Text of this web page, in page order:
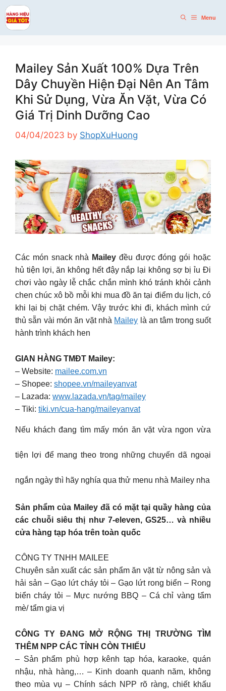
Skip
to
content
Menu
Mailey Sản Xuất 100% Dựa Trên
Dây Chuyền Hiện Đại Nên An Tâm
Khi Sử Dụng, Vừa Ăn Vặt, Vừa Có
Giá Trị Dinh Dưỡng Cao
04/04/2023 by ShopXuHuong
Các món snack nhà Mailey đều được đóng gói hoặc
hủ tiện lợi, ăn không hết đậy nắp lại không sợ bị ỉu Đi
chơi vào ngày lễ chắc chắn mình khó tránh khỏi cảnh
chen chúc xô bồ mỗi khi mua đồ ăn tại điểm du lịch, có
khi lại bị chặt chém. Vậy trước khi đi, khách mình cứ
thủ sẵn vài món ăn vặt nhà Mailey là an tâm trong suốt
hành trình khách hen
GIAN HÀNG TMĐT Mailey:
– Website: mailee.com.vn
– Shopee: shopee.vn/maileyanvat
– Lazada: www.lazada.vn/tag/mailey
– Tiki: tiki.vn/cua-hang/maileyanvat
Nếu khách đang tìm mấy món ăn vặt vừa ngon vừa
tiện lợi để mang theo trong những chuyến dã ngoại
ngắn ngày thì hãy nghía qua thử menu nhà Mailey nha
Sản phẩm của Mailey đã có mặt tại quầy hàng của
các chuỗi siêu thị như 7-eleven, GS25… và nhiều
cửa hàng tạp hóa trên toàn quốc
CÔNG TY TNHH MAILEE
Chuyên sản xuất các sản phẩm ăn vặt từ nông sản và
hải sản – Gạo lứt cháy tỏi – Gạo lứt rong biển – Rong
biển cháy tỏi – Mực nướng BBQ – Cá chỉ vàng tẩm
mè/ tẩm gia vị
CÔNG TY ĐANG MỞ RỘNG THỊ TRƯỜNG TÌM
THÊM NPP CÁC TỈNH CÒN THIẾU
– Sản phẩm phù hợp kênh tạp hóa, karaoke, quán
nhậu, nhà hàng,… – Kinh doanh quanh năm, không
theo mùa vụ – Chính sách NPP rõ ràng, chiết khấu